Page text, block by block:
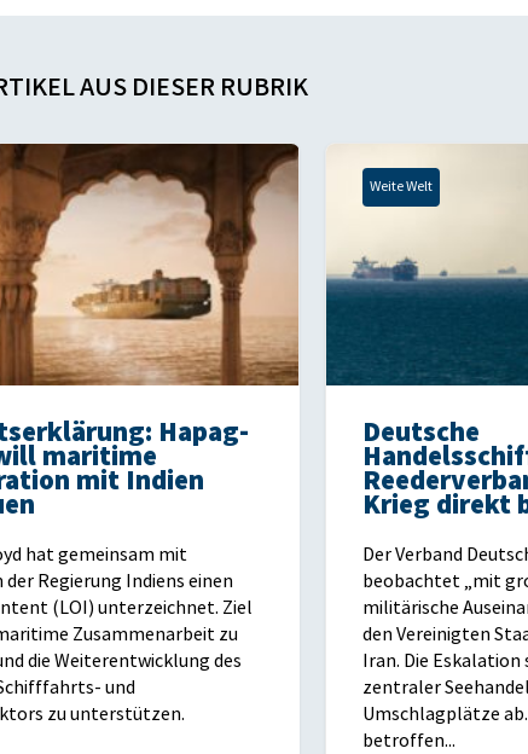
AUS DIESER RUBRIK
Hapag-
maritime
mit Indien
hat gemeinsam mit
Regierung Indiens einen
(LOI) unterzeichnet. Ziel
Zusammenarbeit zu
die Weiterentwicklung des
und
zu unterstützen.
Weite Welt
Deutsche
Krieg direkt
Der Verband
beobachtet „mit
militärische
den Vereinigten
Iran. Die Eskalation
zentraler
Umschlagplätze
betroffen...